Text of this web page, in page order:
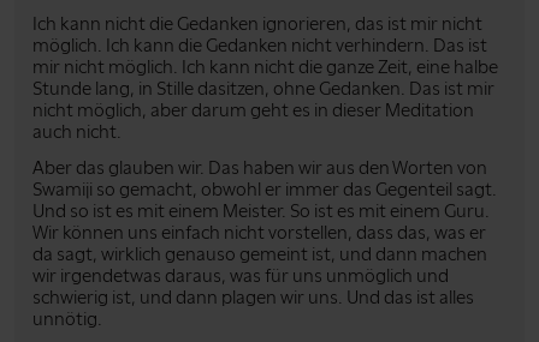
Ich kann nicht die Gedanken ignorieren, das ist mir nicht
möglich. Ich kann die Gedanken nicht verhindern. Das ist
mir nicht möglich. Ich kann nicht die ganze Zeit, eine halbe
Stunde lang, in Stille dasitzen, ohne Gedanken. Das ist mir
nicht möglich, aber darum geht es in dieser Meditation
auch nicht.
Aber das glauben wir. Das haben wir aus den Worten von
Swamiji so gemacht, obwohl er immer das Gegenteil sagt.
Und so ist es mit einem Meister. So ist es mit einem Guru.
Wir können uns einfach nicht vorstellen, dass das, was er
da sagt, wirklich genauso gemeint ist, und dann machen
wir irgendetwas daraus, was für uns unmöglich und
schwierig ist, und dann plagen wir uns. Und das ist alles
unnötig.